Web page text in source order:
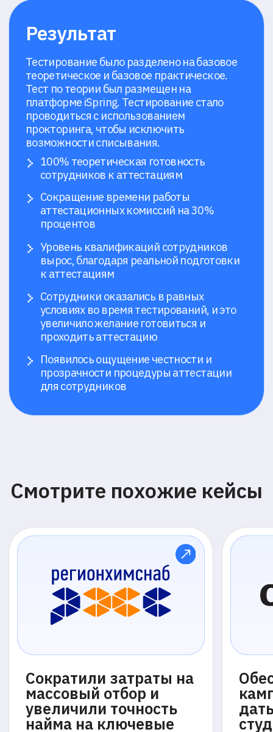
Смотрите похожие кейсы
Технологический
«СКОЛТЕХ»
кампанию в
даты: до 2000
студентов в день
Открыть кейс →
Открыть кейс →
Сократили затраты на
массовый отбор и
увеличили точность
найма на ключевые
позиции
Поставщик промышленной
химии «Регионхимснаб»
Все кейсы +
Все инструменты для
контроляонлайн-
Автоматический
прокторинг
Интеллектуальная запись
Система фиксирует экран, камеру и звук
без участия проктора, обеспечивая
полный сбор данных для последующего
анализа